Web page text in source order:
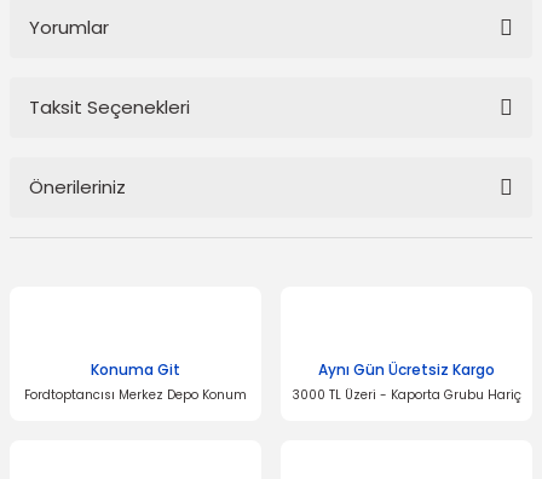
Yorumlar
Taksit Seçenekleri
Önerileriniz
Ürün resmi kalitesiz, bozuk veya görüntülenemiyor.
Konuma Git
Fordtoptancısı Merkez Depo Konum
Aynı Gün Ücretsiz Kargo
3000 TL Üzeri - Kaporta Grubu Hariç